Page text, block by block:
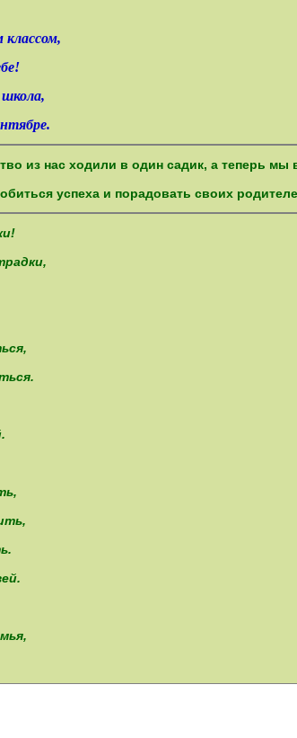
из нас ходили в один садик, а теперь
успеха и порадовать своих